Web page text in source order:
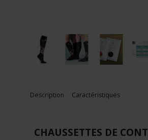
Description Caractéristiques
CHAUSSETTES DE